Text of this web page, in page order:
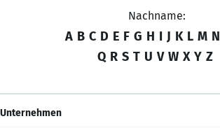
Nachname:
A B C D E F G H I J K L M N
Q R S T U V W X Y Z
Unternehmen